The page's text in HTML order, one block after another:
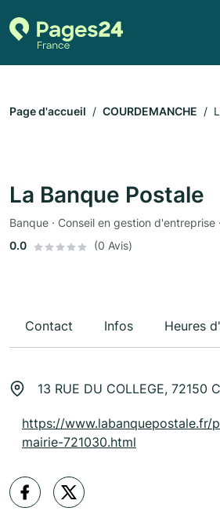
Page d'accueil COURDEMANCHE
La Banque Postale
0.0
(0 Avis)
Contact Infos Heures
13 RUE DU COLLEGE, 72150
https://www.labanquepostale.fr/
mairie-721030.html